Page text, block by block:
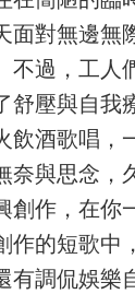
面對無邊無
不過，工人
舒壓與自我
飲酒歌唱，
奈與思念，
創作，在你
作的短歌中
有調侃娛樂